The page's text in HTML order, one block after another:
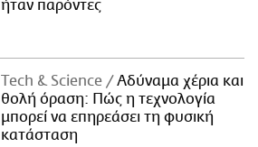
ήταν παρόντες
Τech & Science
Αδύναμα χέρια και
θολή όραση: Πώς η τεχνολογία
μπορεί να επηρεάσει τη φυσική
κατάσταση